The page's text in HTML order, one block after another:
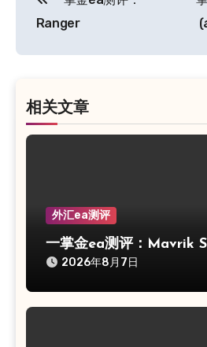
章
导
Ranger
相关文章
外汇ea测评
一掌金ea测评：Mavrik
2026年8月7日